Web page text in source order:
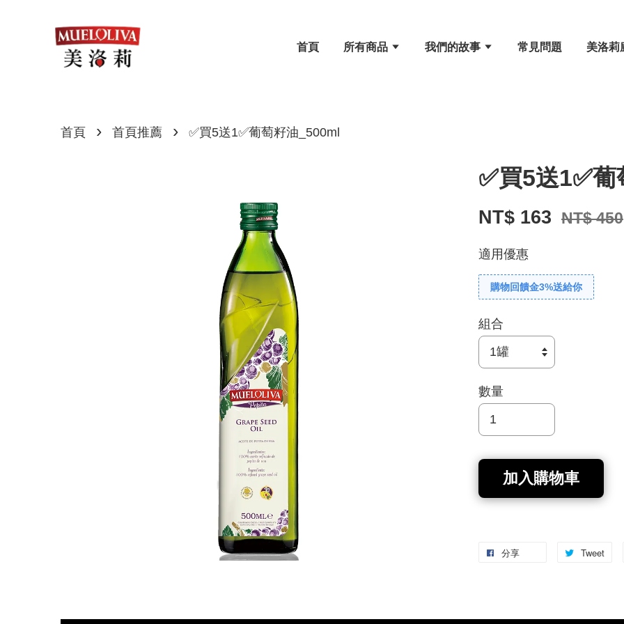
首頁 所有商品 我們的故事 常見問題 美洛莉
首頁 › 首頁推薦 › ✅買5送1✅葡萄籽油_500ml
✅買5送1✅
NT$ 163 NT$ 450
適用優惠
購物回饋金3%送給你
組合
數量
加入購物車
分享 Tweet